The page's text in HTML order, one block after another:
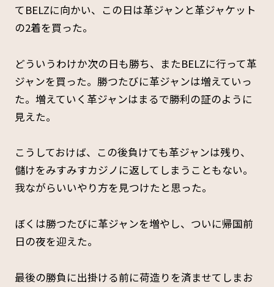
てBELZに向かい、この日は革ジャンと革ジャケット
の2着を買った。
どういうわけか次の日も勝ち、またBELZに行って革
ジャンを買った。勝つたびに革ジャンは増えていっ
た。増えていく革ジャンはまるで勝利の証のように
見えた。
こうしておけば、この後負けても革ジャンは残り、
儲けをみすみすカジノに返してしまうこともない。
我ながらいいやり方を見つけたと思った。
ぼくは勝つたびに革ジャンを増やし、ついに帰国前
日の夜を迎えた。
最後の勝負に出掛ける前に荷造りを済ませてしまお